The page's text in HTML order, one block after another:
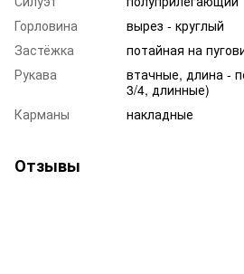
Горловина
вырез - круглый
Застёжка
потайная на
Рукава
втачные, длина -
3/4, длинные)
Карманы
накладные
Отзывы